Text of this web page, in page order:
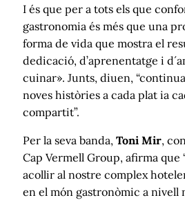
I és que per a tots els que
gastronomia és més que una
forma de vida que mostra el
dedicació, d’aprenentatge i
cuinar». Junts, diuen,
noves històries a cada plat ia
compartit”.
Per la seva banda, Toni Mir,
Cap Vermell Group, afirma que
acollir al nostre complex
en el món gastronòmic a nivell